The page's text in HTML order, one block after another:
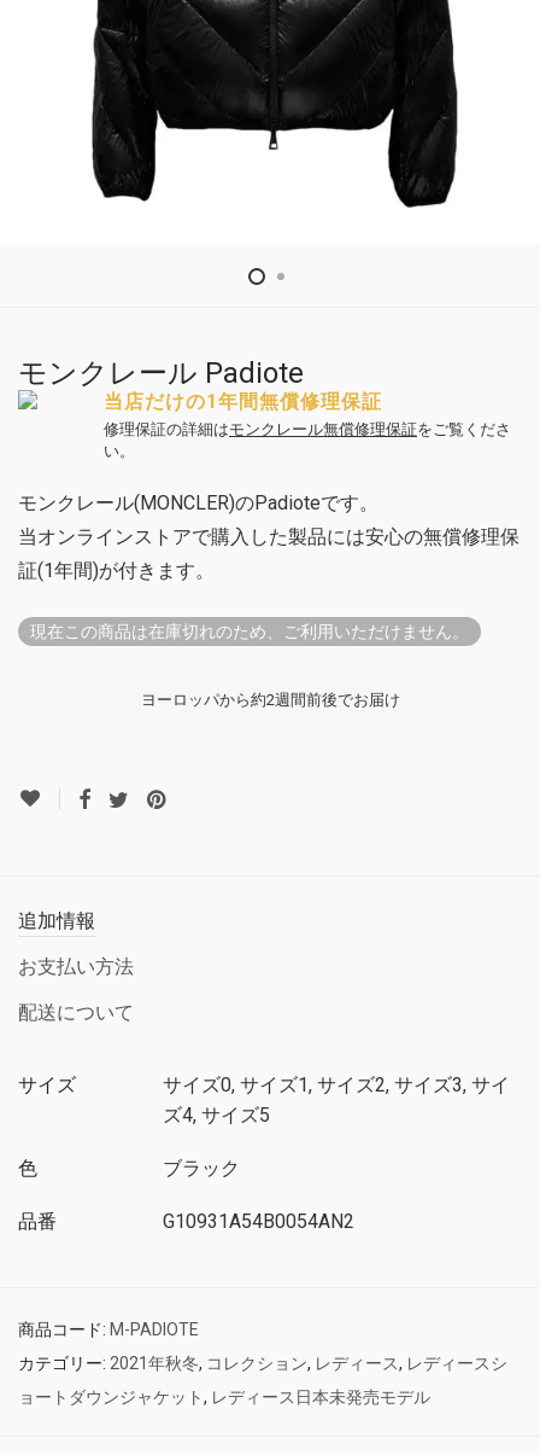
モンクレール Padiote
当店だけの1年間無償修理保証
修理保証の詳細はモンクレール無償修理保証をご覧くださ
い。
モンクレール(MONCLER)のPadioteです。
当オンラインストアで購入した製品には安心の無償修理保
証(1年間)が付きます。
現在この商品は在庫切れのため、ご利用いただけません。
ヨーロッパから約2週間前後でお届け
追加情報
お支払い方法
配送について
サイズ
サイズ0, サイズ1, サイズ2, サイズ3, サイ
ズ4, サイズ5
色 ブラック
品番 G10931A54B0054AN2
商品コード: M-PADIOTE
カテゴリー: 2021年秋冬, コレクション, レディース, レディースシ
ョートダウンジャケット, レディース日本未発売モデル